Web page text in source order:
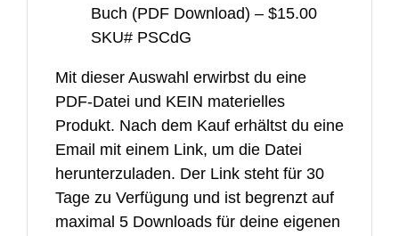
Buch (PDF Download) – $15.00
SKU# PSCdG
Mit dieser Auswahl erwirbst du eine
PDF-Datei und KEIN materielles
Produkt. Nach dem Kauf erhältst du eine
Email mit einem Link, um die Datei
herunterzuladen. Der Link steht für 30
Tage zu Verfügung und ist begrenzt auf
maximal 5 Downloads für deine eigenen